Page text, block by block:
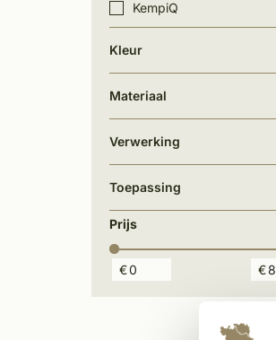
KempiQ
Kleur
Materiaal
Verwerking
Toepassing
Prijs
€ €